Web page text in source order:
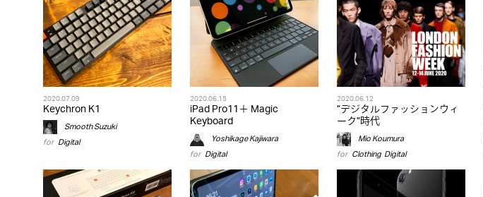
2020.07.09
Keychron K1
Smooth Suzuki
for Digital
2020.06.15
iPad Pro11＋ Magic
Keyboard
Yoshikage Kajiwara
for Digital
2020.06.12
”デジタルファッションウィ
ーク”時代
Mio Koumura
for Clothing,Digital